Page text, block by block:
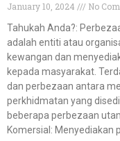
January 10, 2024
No
Tahukah Anda?:​​
adalah entiti atau
kewangan dan
kepada masyarakat.
dan perbezaan antara
perkhidmatan yang
beberapa perbezaan
Komersial: Menyediakan